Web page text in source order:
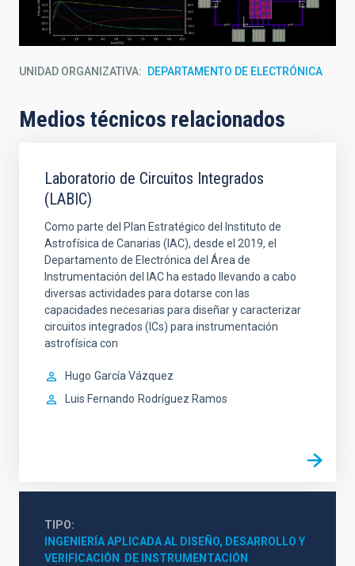
UNIDAD ORGANIZATIVA DEPARTAMENTO DE ELECTRÓNICA
Medios técnicos relacionados
Laboratorio de Circuitos Integrados
(LABIC)
Como parte del Plan Estratégico del Instituto de
Astrofísica de Canarias (IAC), desde el 2019, el
Departamento de Electrónica del Área de
Instrumentación del IAC ha estado llevando a cabo
diversas actividades para dotarse con las
capacidades necesarias para diseñar y caracterizar
circuitos integrados (ICs) para instrumentación
astrofísica con
Hugo García Vázquez
Luis Fernando Rodríguez Ramos
TIPO
INGENIERÍA APLICADA AL DISEÑO, DESARROLLO Y
VERIFICACIÓN  DE INSTRUMENTACIÓN